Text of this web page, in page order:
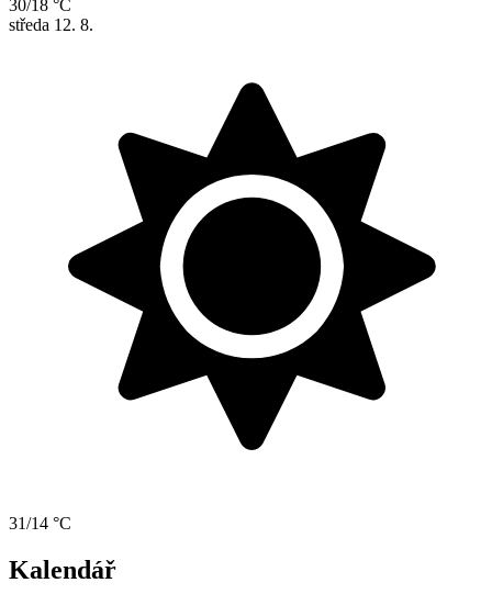
30/18 °C
středa 12. 8.
31/14 °C
Kalendář